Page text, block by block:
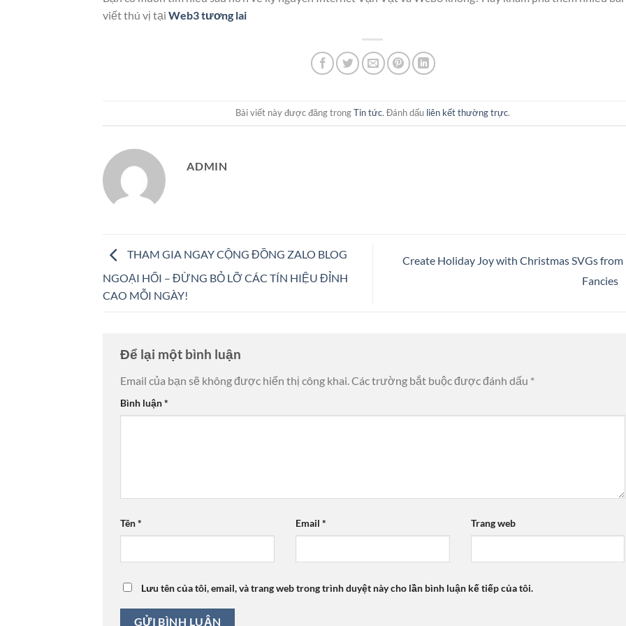
viết thú vị tại Web3 tương lai
Bài viết này được đăng trongTin tức. Đánh dấu liên kết thường trực.
ADMIN
THAM GIA NGAY CỘNG ĐỒNG ZALO BLOG
NGOẠI HỐI – ĐỪNG BỎ LỠ CÁC TÍN HIỆU ĐỈNH
CAO MỖI NGÀY!
Create Holiday Joy with Christmas SVGs from
Fancies
Để lại một bình luận
Email của bạn sẽ không được hiển thị công khai.Các trường bắt buộc được đánh dấu *
Bình luận*
Tên* Email * Trang web
Lưu tên của tôi, email, và trang web trong trình duyệt này cho lần bình luận kế tiếp của tôi.